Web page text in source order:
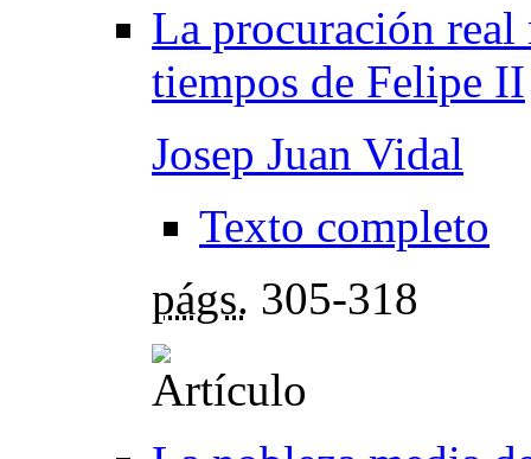
La procuración
tiempos de Felipe II
Josep Juan Vidal
Texto completo
págs. 305-318